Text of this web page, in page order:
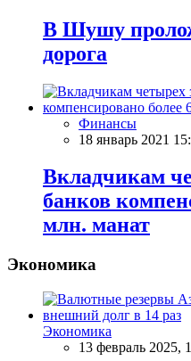
В Шушу
дорога
Финансы
18 январь 2021
Вкладчикам
банков
млн. манат
Экономика
Экономика
13 февраль 2025,